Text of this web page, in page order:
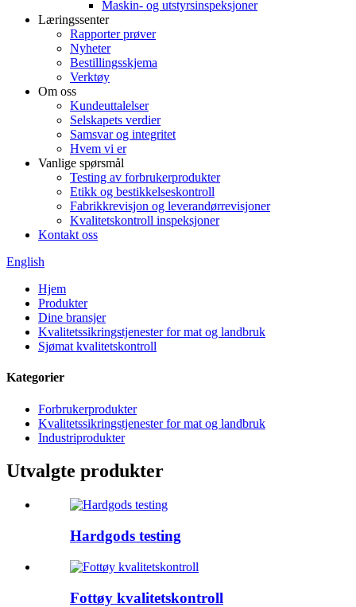
Maskin- og utstyrsinspeksjoner
Læringssenter
Rapporter prøver
Nyheter
Bestillingsskjema
Verktøy
Om oss
Kundeuttalelser
Selskapets verdier
Samsvar og integritet
Hvem vi er
Vanlige spørsmål
Testing av forbrukerprodukter
Etikk og bestikkelseskontroll
Fabrikkrevisjon og leverandørrevisjoner
Kvalitetskontroll inspeksjoner
Kontakt oss
English
Hjem
Produkter
Dine bransjer
Kvalitetssikringstjenester for mat og landbruk
Sjømat kvalitetskontroll
Kategorier
Forbrukerprodukter
Kvalitetssikringstjenester for mat og landbruk
Industriprodukter
Utvalgte produkter
Hardgods testing
Fottøy kvalitetskontroll